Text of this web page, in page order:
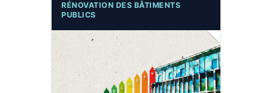
RÉNOVATION DES BÂTIMENTS
PUBLICS